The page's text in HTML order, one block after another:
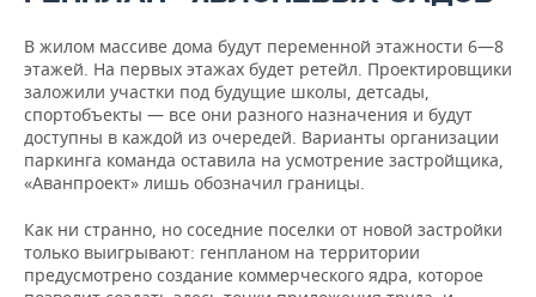
В жилом массиве дома будут переменной этажности 6—8
этажей. На первых этажах будет ретейл. Проектировщики
заложили участки под будущие школы, детсады,
спортобъекты — все они разного назначения и будут
доступны в каждой из очередей. Варианты организации
паркинга команда оставила на усмотрение застройщика,
«Аванпроект» лишь обозначил границы.
Как ни странно, но соседние поселки от новой застройки
только выигрывают: генпланом на территории
предусмотрено создание коммерческого ядра, которое